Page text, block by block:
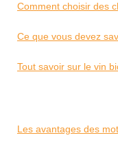
Comment choisir des
Ce que vous devez
Tout savoir sur le vin
Les avantages des